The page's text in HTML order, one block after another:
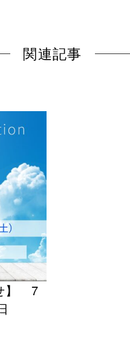
関連記事
】 7